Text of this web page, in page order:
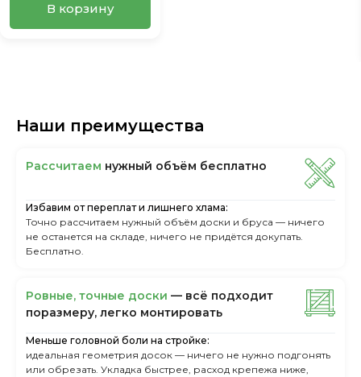
В корзину
Наши преимущества
Рассчитаем нужный объём бесплатно
Избавим от переплат и лишнего хлама:
Точно рассчитаем нужный объём доски и бруса — ничего
не останется на складе, ничего не придётся докупать.
Бесплатно.
Ровные, точные доски — всё подходит
поразмеру, легкo монтировать
Меньше головной боли на стройке:
идеальная геометрия досок — ничего не нужно подгонять
или обрезать. Укладка быстрее, расход крепежа ниже,